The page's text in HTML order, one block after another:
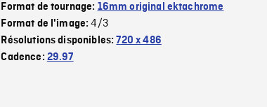
Format de tournage: 16mm original ektachrome
Format de l'image:4/3
Résolutions disponibles:720 x 486
Cadence: 29.97